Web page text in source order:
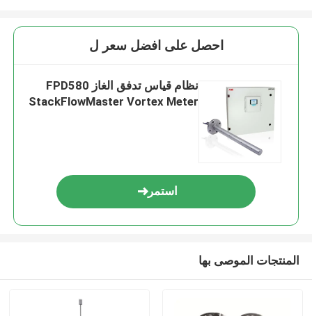
احصل على افضل سعر ل
نظام قياس تدفق الغاز FPD580
StackFlowMaster Vortex Meter
استمر
المنتجات الموصى بها